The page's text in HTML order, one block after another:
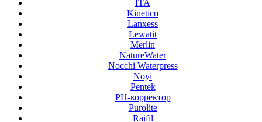
ITA
Kinetico
Lanxess
Lewatit
Merlin
NatureWater
Nocchi Waterpress
Noyi
Pentek
PH-корректор
Purolite
Raifil